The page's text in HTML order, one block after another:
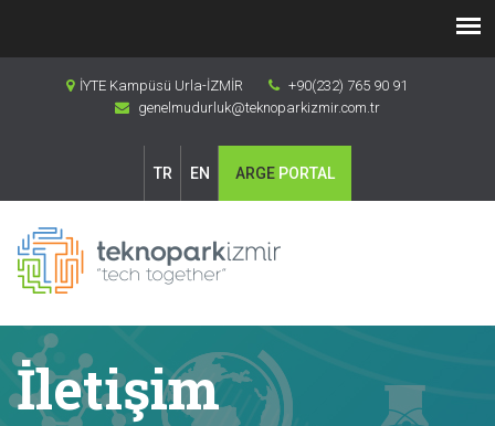
İYTE Kampüsü Urla-İZMİR
+90(232) 765 90 91
genelmudurluk@teknoparkizmir.com.tr
TR EN ARGE PORTAL
İletişim